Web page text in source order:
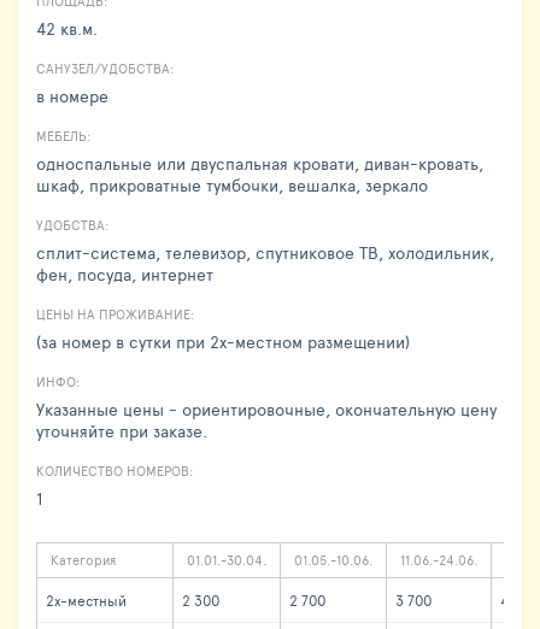
42 кв.м.
САНУЗЕЛ/УДОБСТВА:
в номере
МЕБЕЛЬ:
односпальные или двуспальная кровати, диван-кровать,
шкаф, прикроватные тумбочки, вешалка, зеркало
УДОБСТВА:
сплит-система, телевизор, спутниковое ТВ, холодильник,
фен, посуда, интернет
ЦЕНЫ НА ПРОЖИВАНИЕ:
(за номер в сутки при 2х-местном размещении)
ИНФО:
Указанные цены - ориентировочные, окончательную цену
уточняйте при заказе.
КОЛИЧЕСТВО НОМЕРОВ:
1
Категория 01.01.-30.04. 01.05.-10.06. 11.06.-24.06.
2х-местный 2 300 2 700 3 700 4 300